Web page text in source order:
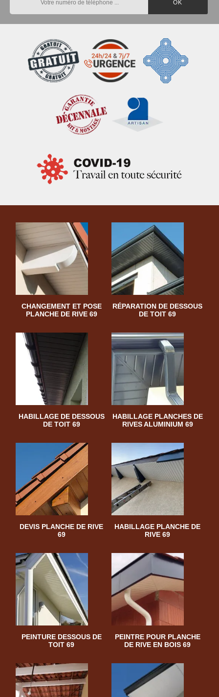
CHANGEMENT ET POSE
PLANCHE DE RIVE 69
RÉPARATION DE DESSOUS
DE TOIT 69
HABILLAGE DE DESSOUS
DE TOIT 69
HABILLAGE PLANCHES DE
RIVES ALUMINIUM 69
DEVIS PLANCHE DE RIVE
69
HABILLAGE PLANCHE DE
RIVE 69
PEINTURE DESSOUS DE
TOIT 69
PEINTRE POUR PLANCHE
DE RIVE EN BOIS 69